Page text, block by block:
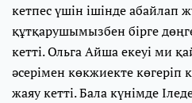
кетпес үшін ішінде абайлап
құтқарушымызбен бірге
кетті. Ольга Айша екеуі ми
әсерімен көкжиекте көгеріп
жаяу кетті. Бала күнімде